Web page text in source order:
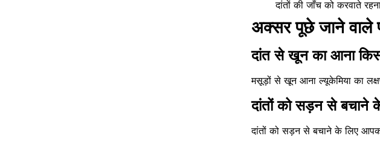
दांतों की जाँच को करवाते
अक्सर पूछे जाने वाले
दांत से खून का आना
मसूड़ों से खून आना ल्यूकेमिया का
दांतों को सड़न से बचाने
दांतों को सड़न से बचाने के लिए